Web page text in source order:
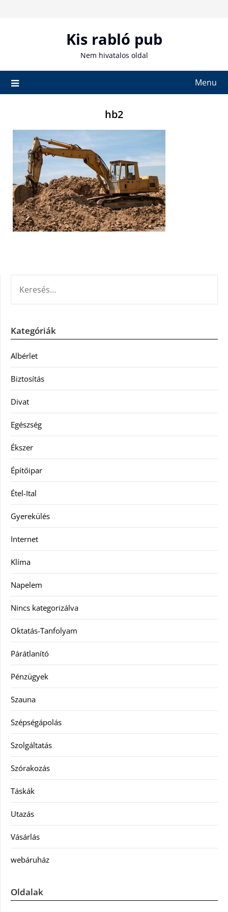
Kis rabló pub
Nem hivatalos oldal
Menu
hb2
Kategóriák
Albérlet
Biztosítás
Divat
Egészség
Ékszer
Építőipar
Étel-Ital
Gyerekülés
Internet
Klíma
Napelem
Nincs kategorizálva
Oktatás-Tanfolyam
Párátlanító
Pénzügyek
Szauna
Szépségápolás
Szolgáltatás
Szórakozás
Táskák
Utazás
Vásárlás
webáruház
Oldalak